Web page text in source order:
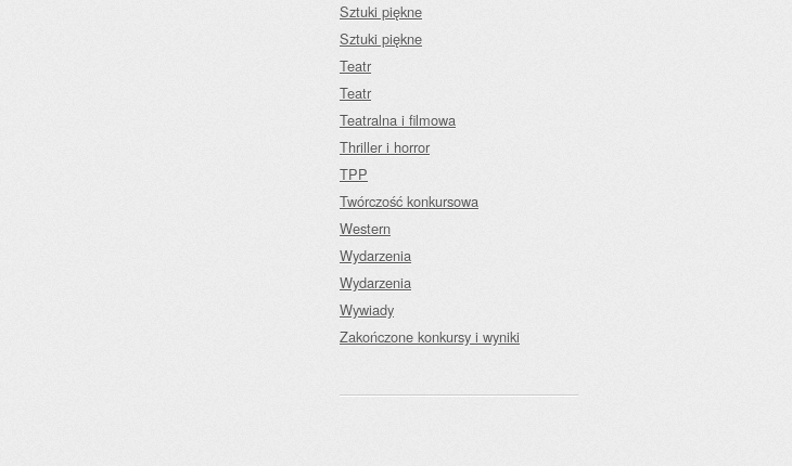
Sztuki piękne
Sztuki piękne
Teatr
Teatr
Teatralna i filmowa
Thriller i horror
TPP
Twórczość konkursowa
Western
Wydarzenia
Wydarzenia
Wywiady
Zakończone konkursy i wyniki